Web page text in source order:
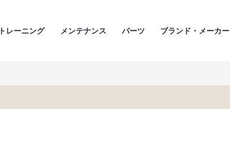
トレーニング メンテナンス パーツ ブランド・メーカー